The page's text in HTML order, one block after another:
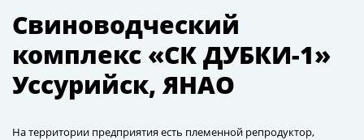
Свиноводческий
комплекс «СК ДУБКИ-1»
Уссурийск, ЯНАО
На территории предприятия есть племенной репродуктор,